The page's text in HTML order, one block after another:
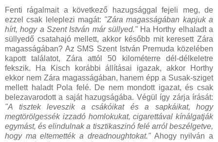
Fenti rágalmait a következő hazugsággal fejeli meg, de
ezzel csak leleplezi magát: "Zára magasságában kapjuk a
hírt, hogy a Szent István már süllyed."Ha Horthy elhaladt a
süllyedő csatahajó mellett, akkor később mit keresett Zára
magasságában? Az SMS Szent István Premuda közelében
kapott találatot, Zára attól 50 kilométerre dél-délkeletre
fekszik. Ha Kisch korábbi állításai igazak, akkor Horthy
ekkor nem Zára magasságában, hanem épp a Susak-sziget
mellett haladt Pola felé. De nem mondott igazat, és csak
belezavarodott a saját hazugságába. Végül így zárja írását:
"A tisztek leveszik a csákóikat és a sapkáikat, hogy
megtörölgessék izzadó homlokukat, cigarettával kínálgatják
egymást, és elindulnak a tisztikaszinó felé arról beszélgetve,
hogy ma eltemették a dreadnoughtokat."Ahogy nyilván a